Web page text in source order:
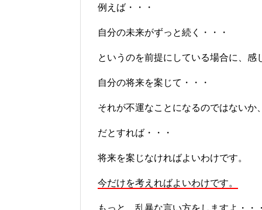
例えば・・・
自分の未来がずっと続く・・・
というのを前提にしている場合に、感
自分の将来を案じて・・・
それが不運なことになるのではないか
だとすれば・・・
将来を案じなければよいわけです。
今だけを考えればよいわけです。